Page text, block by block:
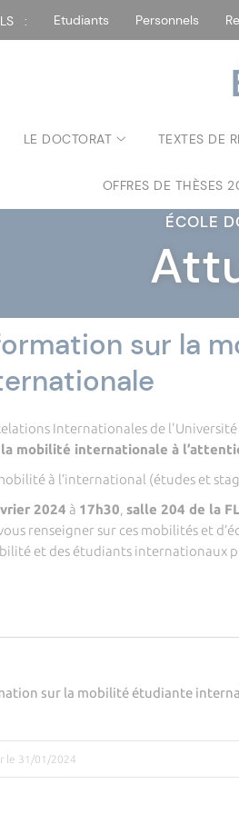
: Etudiants Personnels
LE DOCTORAT TEXTES DE
OFFRES DE THÈSES
ÉCOLE
sur la
Internationales de
mobilité internationale à
à l’international (études et
2024 à 17h30, salle 204 de la
renseigner sur ces mobilités et
et des étudiants internationaux
sur la mobilité étudiante
le 31/01/2024